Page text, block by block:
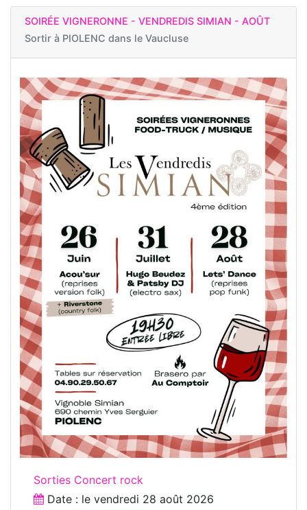
SOIRÉE VIGNERONNE - VENDREDIS SIMIAN - AOÛT
Sortir à PIOLENC dans le Vaucluse
Sorties Concert rock
Date : le vendredi 28 août 2026